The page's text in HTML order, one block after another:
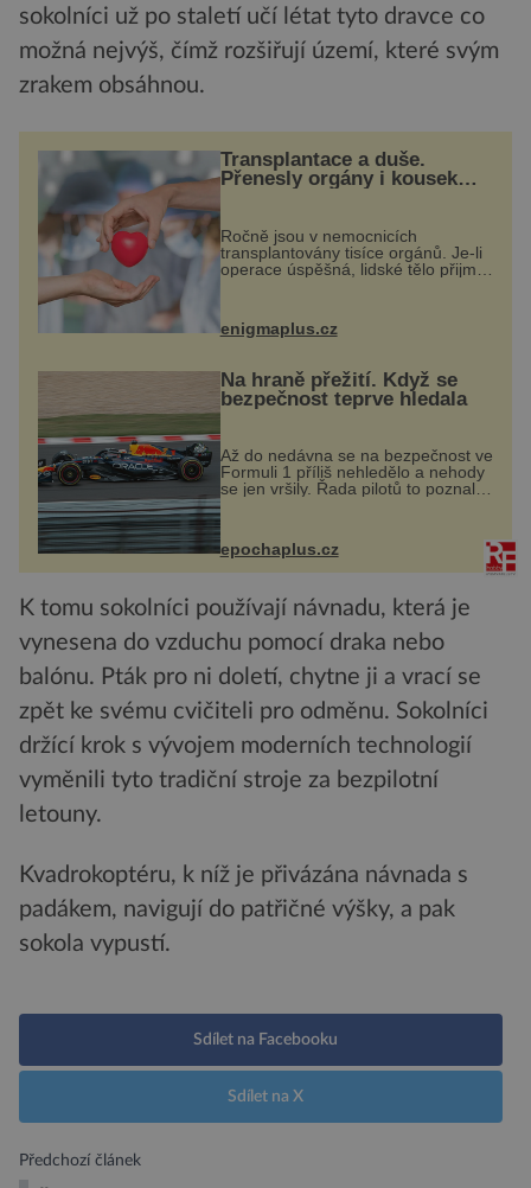
sokolníci už po staletí učí létat tyto dravce co
možná nejvýš, čímž rozšiřují území, které svým
zrakem obsáhnou.
Transplantace a duše.
Přenesly orgány i kousek
Ročně jsou v nemocnicích
transplantovány tisíce orgánů. Je-li
operace úspěšná, lidské tělo přijme
co když při transplantaci
nepřijímám...
enigmaplus.cz
Na hraně přežití. Když se
bezpečnost teprve hledala
Až do nedávna se na bezpečnost ve
Formuli 1 příliš nehledělo a nehody
se jen vršily. Řada pilotů to poznala
na vlastní kůži, často s trvalými
následky nebo bohužel i ztrátou
života. Dnes nepochopiteln...
epochaplus.cz
K tomu sokolníci používají návnadu, která je
vynesena do vzduchu pomocí draka nebo
balónu. Pták pro ni doletí, chytne ji a vrací se
zpět ke svému cvičiteli pro odměnu. Sokolníci
držící krok s vývojem moderních technologií
vyměnili tyto tradiční stroje za bezpilotní
letouny.
Kvadrokoptéru, k níž je přivázána návnada s
padákem, navigují do patřičné výšky, a pak
sokola vypustí.
Sdílet na Facebooku
Sdílet na X
Předchozí článek